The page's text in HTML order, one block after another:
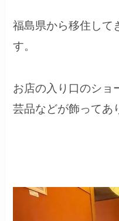
福島県から移住して
す。
お店の入り口のショ
芸品などが飾ってあ